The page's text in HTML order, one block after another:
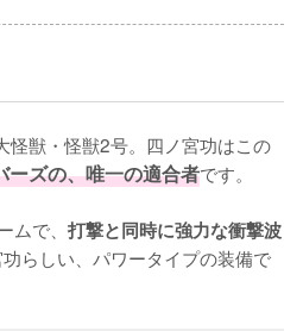
怪獣・怪獣2号。四ノ宮功はこの
ーズの、唯一の適合者です。
で、 打撃と同時に強力な衝撃波
らしい、パワータイプの装備で